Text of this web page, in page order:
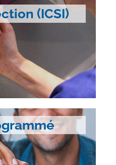
(ICSI)